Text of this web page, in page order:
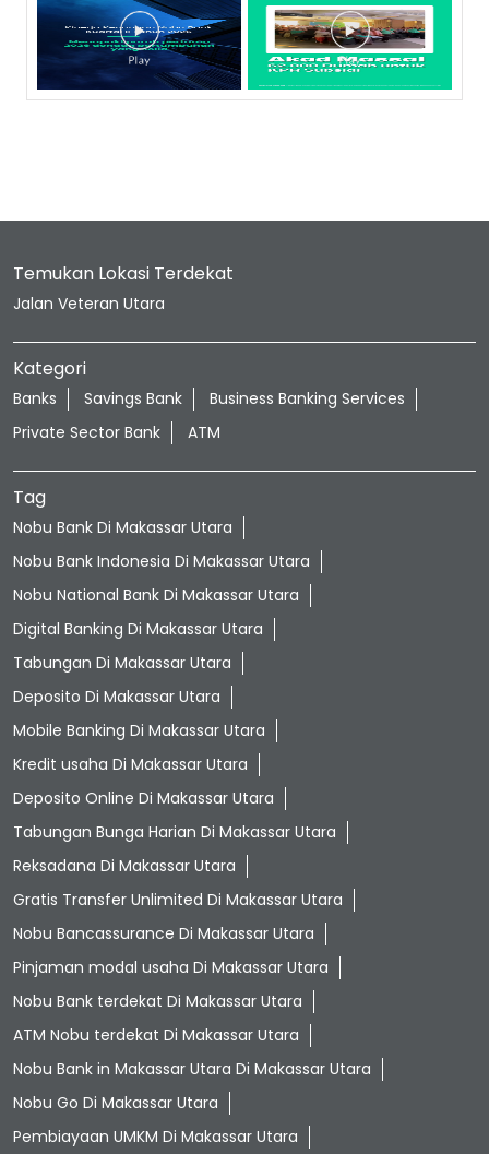
Temukan Lokasi Terdekat
Jalan Veteran Utara
Kategori
Banks Savings Bank
Business Banking Services
Private Sector Bank
ATM
Tag
Nobu Bank Di Makassar Utara
Nobu Bank Indonesia Di Makassar Utara
Nobu National Bank Di Makassar Utara
Digital Banking Di Makassar Utara
Tabungan Di Makassar Utara
Deposito Di Makassar Utara
Mobile Banking Di Makassar Utara
Kredit usaha Di Makassar Utara
Deposito Online Di Makassar Utara
Tabungan Bunga Harian Di Makassar Utara
Reksadana Di Makassar Utara
Gratis Transfer Unlimited Di Makassar Utara
Nobu Bancassurance Di Makassar Utara
Pinjaman modal usaha Di Makassar Utara
Nobu Bank terdekat Di Makassar Utara
ATM Nobu terdekat Di Makassar Utara
Nobu Bank in Makassar Utara Di Makassar Utara
Nobu Go Di Makassar Utara
Pembiayaan UMKM Di Makassar Utara